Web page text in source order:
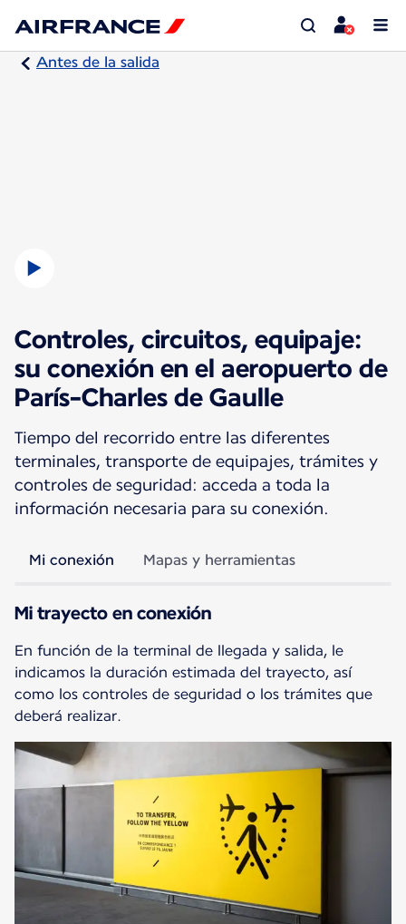
Antes de la salida
Controles, circuitos, equipaje:
su conexión en el aeropuerto de
París-Charles de Gaulle
Tiempo del recorrido entre las diferentes
terminales, transporte de equipajes, trámites y
controles de seguridad: acceda a toda la
información necesaria para su conexión.
Mi conexión Mapas y herramientas
Mi trayecto en conexión
En función de la terminal de llegada y salida, le
indicamos la duración estimada del trayecto, así
como los controles de seguridad o los trámites que
deberá realizar.